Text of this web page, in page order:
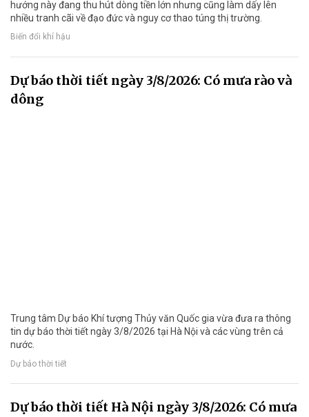
hướng này đang thu hút dòng tiền lớn nhưng cũng làm dấy lên
nhiều tranh cãi về đạo đức và nguy cơ thao túng thị trường.
Biến đổi khí hậu
Dự báo thời tiết ngày 3/8/2026: Có mưa rào và
dông
Trung tâm Dự báo Khí tượng Thủy văn Quốc gia vừa đưa ra thông
tin dự báo thời tiết ngày 3/8/2026 tại Hà Nội và các vùng trên cả
nước.
Dự báo thời tiết
Dự báo thời tiết Hà Nội ngày 3/8/2026: Có mưa